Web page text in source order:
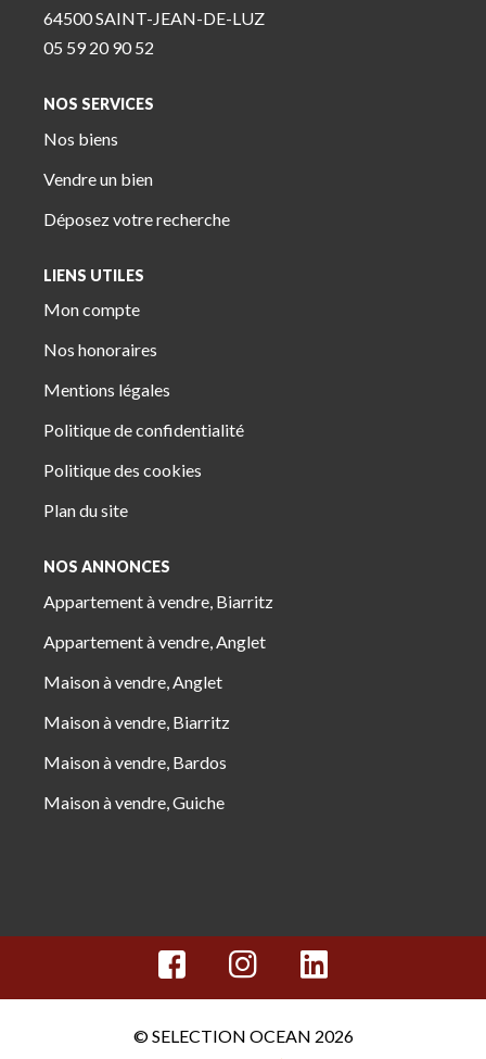
64500 SAINT-JEAN-DE-LUZ
05 59 20 90 52
NOS SERVICES
Nos biens
Vendre un bien
Déposez votre recherche
LIENS UTILES
Mon compte
Nos honoraires
Mentions légales
Politique de confidentialité
Politique des cookies
Plan du site
NOS ANNONCES
Appartement à vendre, Biarritz
Appartement à vendre, Anglet
Maison à vendre, Anglet
Maison à vendre, Biarritz
Maison à vendre, Bardos
Maison à vendre, Guiche
© SELECTION OCEAN 2026